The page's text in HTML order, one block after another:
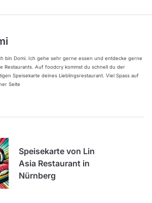
bin Domi. Ich gehe sehr gerne essen und entdecke gerne
Restaurants. Auf foodcry kommst du schnell du der
Speisekarte deines Lieblingsrestaurant. Viel Spass auf
Seite
Speisekarte von Lin
Asia Restaurant in
Nürnberg